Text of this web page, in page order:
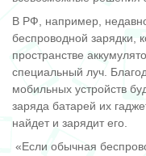
В РФ, например,
беспроводной зарядки,
пространстве
специальный луч.
мобильных устройств
заряда батарей их
найдет и зарядит его.
«Если обычная